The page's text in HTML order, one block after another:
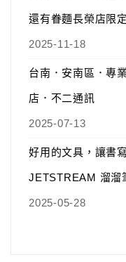
還有眷麵長榮店限
2025-11-18
台南．安南區．專
店．不二通訊
2025-07-13
好用的文具，讓書
JETSTREAM 溜溜
2025-05-28